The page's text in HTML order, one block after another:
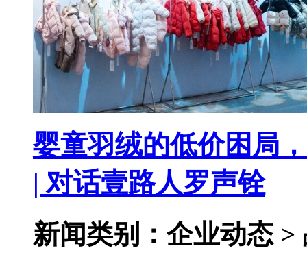
婴童羽绒的低价困局
| 对话壹路人罗声铨
新闻类别：企业动态 >